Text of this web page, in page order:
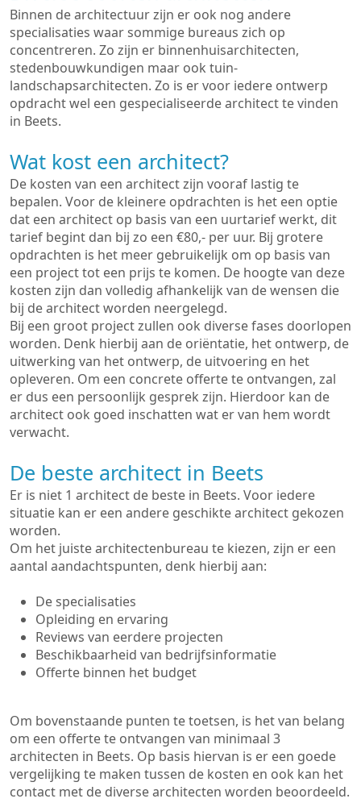
Binnen de architectuur zijn er ook nog andere
specialisaties waar sommige bureaus zich op
concentreren. Zo zijn er binnenhuisarchitecten,
stedenbouwkundigen maar ook tuin-
landschapsarchitecten. Zo is er voor iedere ontwerp
opdracht wel een gespecialiseerde architect te vinden
in Beets.
Wat kost een architect?
De kosten van een architect zijn vooraf lastig te
bepalen. Voor de kleinere opdrachten is het een optie
dat een architect op basis van een uurtarief werkt, dit
tarief begint dan bij zo een €80,- per uur. Bij grotere
opdrachten is het meer gebruikelijk om op basis van
een project tot een prijs te komen. De hoogte van deze
kosten zijn dan volledig afhankelijk van de wensen die
bij de architect worden neergelegd.
Bij een groot project zullen ook diverse fases doorlopen
worden. Denk hierbij aan de oriëntatie, het ontwerp, de
uitwerking van het ontwerp, de uitvoering en het
opleveren. Om een concrete offerte te ontvangen, zal
er dus een persoonlijk gesprek zijn. Hierdoor kan de
architect ook goed inschatten wat er van hem wordt
verwacht.
De beste architect in Beets
Er is niet 1 architect de beste in Beets. Voor iedere
situatie kan er een andere geschikte architect gekozen
worden.
Om het juiste architectenbureau te kiezen, zijn er een
aantal aandachtspunten, denk hierbij aan:
De specialisaties
Opleiding en ervaring
Reviews van eerdere projecten
Beschikbaarheid van bedrijfsinformatie
Offerte binnen het budget
Om bovenstaande punten te toetsen, is het van belang
om een offerte te ontvangen van minimaal 3
architecten in Beets. Op basis hiervan is er een goede
vergelijking te maken tussen de kosten en ook kan het
contact met de diverse architecten worden beoordeeld.